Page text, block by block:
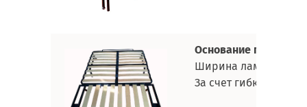
Основание под
Ширина ламели:
За счет гибкости и